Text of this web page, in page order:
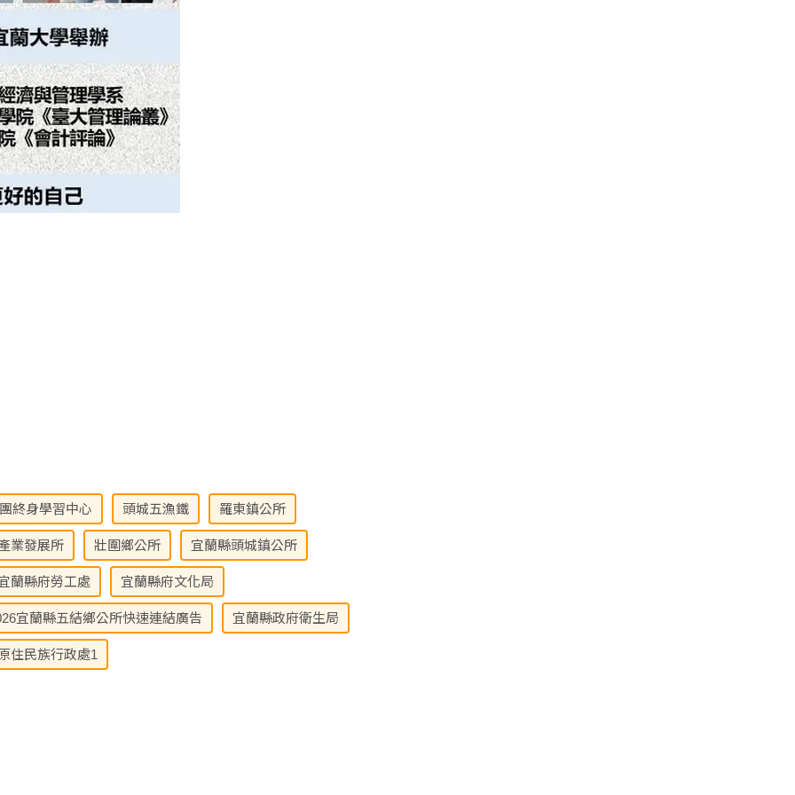
終身學習中心 頭城五漁鐵 羅東鎮公所
業發展所 壯圍鄉公所 宜蘭縣頭城鎮公所
蘭縣府勞工處 宜蘭縣府文化局
宜蘭縣五結鄉公所快速連結廣告 宜蘭縣政府衛生局
住民族行政處1